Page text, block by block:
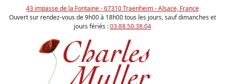
43 impasse de la Fontaine - 67310 Traenheim - Alsace, France
Ouvert sur rendez-vous de 9h00 à 18h00 tous les jours, sauf dimanches et
jours fériés :03.88.50.38.04